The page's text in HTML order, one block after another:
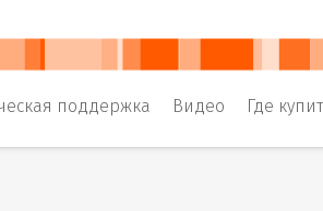
поддержка Видео Где